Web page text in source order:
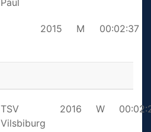
2015 M 00:02:37
TSV
Vilsbiburg
2016 W